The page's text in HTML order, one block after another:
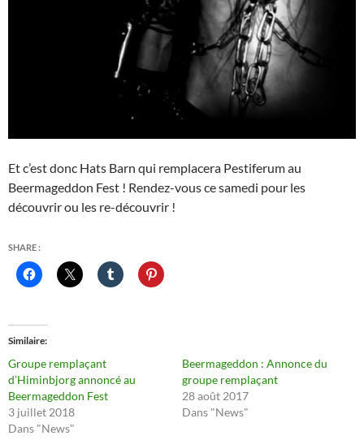
Et c’est donc Hats Barn qui remplacera Pestiferum au
Beermageddon Fest ! Rendez-vous ce samedi pour les
découvrir ou les re-découvrir !
SHARE :
Similaire
Groupe remplaçant
d’Himinbjorg annoncé au
Beermageddon Fest
3 juillet 2018
Dans "News"
Beermageddon : Annonce du
groupe remplaçant
28 août 2017
Dans "News"